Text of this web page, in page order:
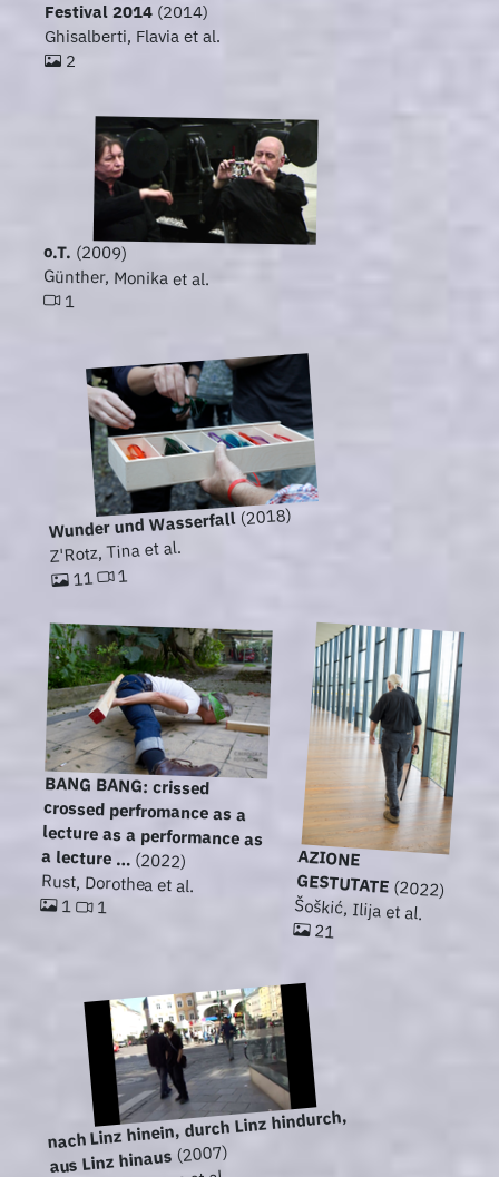
Festival 2014 (2014)
Ghisalberti, Flavia et al.
2
o.T. (2009)
Günther, Monika et al.
1
Wunder und Wasserfall(2018)
Z'Rotz, Tina et al.
11 1
BANG BANG: crissed
crossed perfromance as a
lecture as a performance as
a lecture … (2022)
Rust, Dorothea et al.
1 1
AZIONE
GESTUTATE(2022)
Šoškić, Ilija et al.
21
nach Linz hinein, durch Linz hindurch,
aus Linz hinaus(2007)